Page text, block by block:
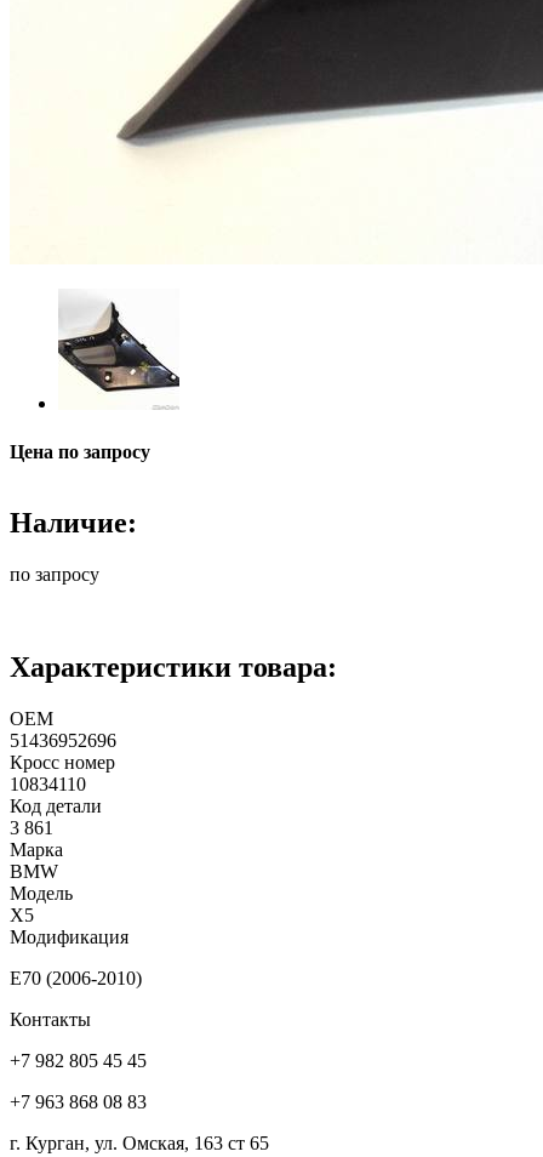
Цена по запросу
Наличие:
по запросу
Характеристики товара:
ОЕМ
51436952696
Кросс номер
10834110
Код детали
3 861
Марка
BMW
Модель
X5
Модификация
E70 (2006-2010)
Контакты
+7 982 805 45 45
+7 963 868 08 83
г. Курган, ул. Омская, 163 ст 65